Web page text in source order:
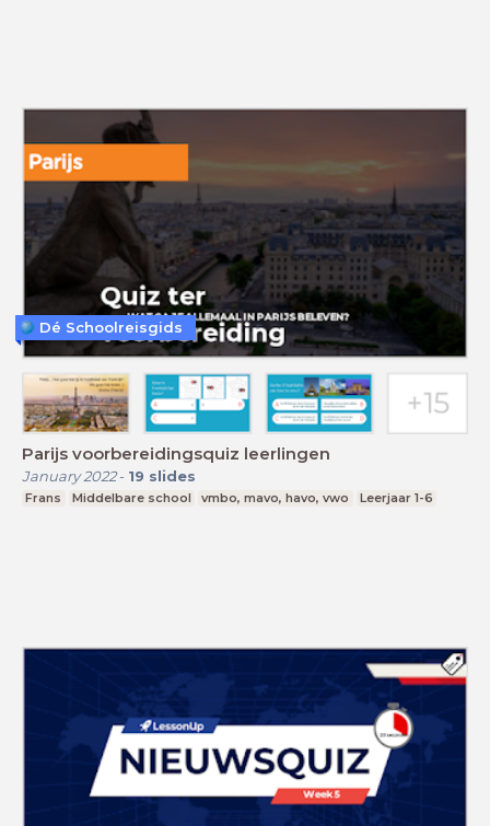
Parijs voorbereidingsquiz leerlingen
January 2022- 19 slides
Frans Middelbare school vmbo, mavo, havo, vwo Leerjaar 1-6
Dé Schoolreisgids